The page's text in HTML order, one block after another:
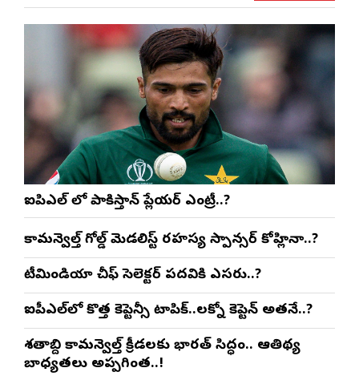
ఐపిఎల్ లో పాకిస్తాన్ ప్లేయర్ ఎంట్రీ..?
కామన్వెల్త్ గోల్డ్ మెడలిస్ట్ రహస్య స్పాన్సర్ కోహ్లినా..?
టీమిండియా చీఫ్ సెలెక్టర్ పదవికి ఎసరు..?
ఐపీఎల్‌లో కొత్త కెప్టెన్సీ టాపిక్..లక్నో కెప్టెన్ అతనే..?
శతాబ్ది కామన్వెల్త్ క్రీడలకు భారత్ సిద్ధం.. ఆతిథ్య
బాధ్యతలు అప్పగింత..!